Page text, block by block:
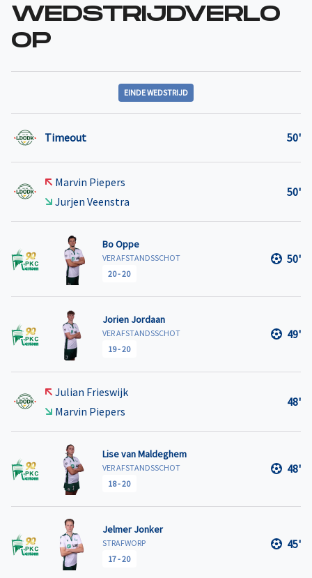
WEDSTRIJDVERLO
OP
EINDE WEDSTRIJD
Timeout 50'
Marvin Piepers
Jurjen Veenstra
50'
Bo Oppe
VER AFSTANDSSCHOT
20-20
50'
Jorien Jordaan
VER AFSTANDSSCHOT
19-20
49'
Julian Frieswijk
Marvin Piepers
48'
Lise van Maldeghem
VER AFSTANDSSCHOT
18-20
48'
Jelmer Jonker
STRAFWORP
17-20
45'